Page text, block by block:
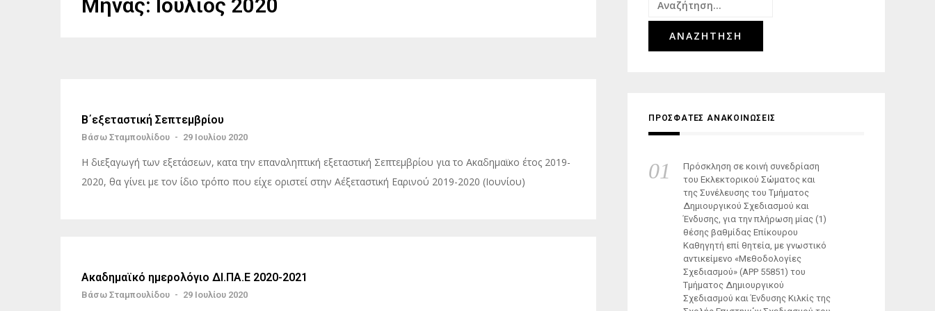
Μήνας: Ιούλιος 2020
Β΄εξεταστική Σεπτεμβρίου
Βάσω Σταμπουλίδου - 29 Ιουλίου 2020
Η διεξαγωγή των εξετάσεων, κατα την επαναληπτική εξεταστική Σεπτεμβρίου για το Ακαδημαϊκο έτος 2019-
2020, θα γίνει με τον ίδιο τρόπο που είχε οριστεί στην Α΄εξεταστική Εαρινού 2019-2020 (Ιουνίου)
Ακαδημαϊκό ημερολόγιο ΔΙ.ΠΑ.Ε 2020-2021
Βάσω Σταμπουλίδου - 29 Ιουλίου 2020
για:
ΠΡΟΣΦΑΤΕΣ ΑΝΑΚΟΙΝΩΣΕΙΣ
Πρόσκληση σε κοινή συνεδρίαση
του Εκλεκτορικού Σώματος και
της Συνέλευσης του Τμήματος
Δημιουργικού Σχεδιασμού και
Ένδυσης, για την πλήρωση μίας (1)
θέσης βαθμίδας Επίκουρου
Καθηγητή επί θητεία, με γνωστικό
αντικείμενο «Μεθοδολογίες
Σχεδιασμού» (ΑΡΡ 55851) του
Τμήματος Δημιουργικού
Σχεδιασμού και Ένδυσης Κιλκίς της